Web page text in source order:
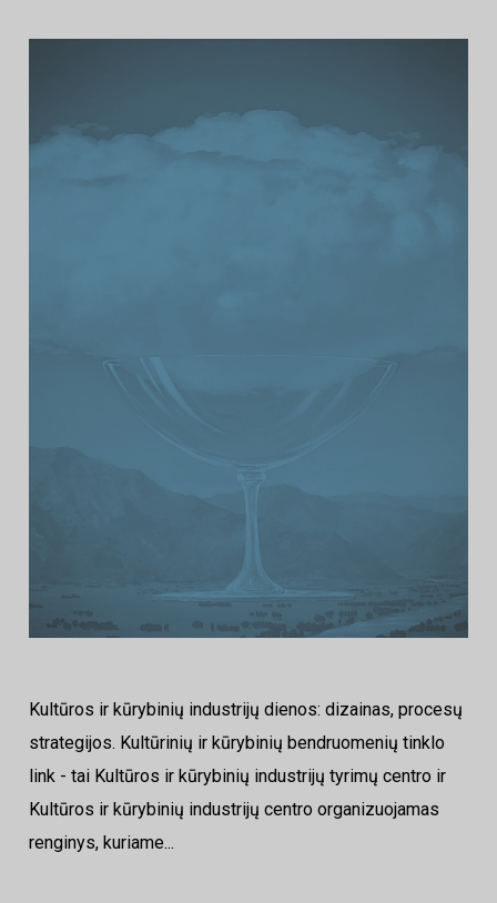
Kultūros ir kūrybinių industrijų dienos: dizainas, procesų
strategijos. Kultūrinių ir kūrybinių bendruomenių tinklo
link - tai Kultūros ir kūrybinių industrijų tyrimų centro ir
Kultūros ir kūrybinių industrijų centro organizuojamas
renginys, kuriame...